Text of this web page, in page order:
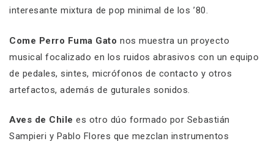
interesante mixtura de pop minimal de los ’80.
Come Perro Fuma Gato nos muestra un proyecto
musical focalizado en los ruidos abrasivos con un equipo
de pedales, sintes, micrófonos de contacto y otros
artefactos, además de guturales sonidos.
Aves de Chile es otro dúo formado por Sebastián
Sampieri y Pablo Flores que mezclan instrumentos